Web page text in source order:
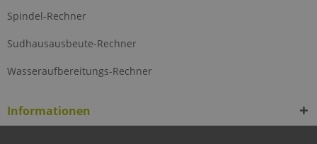
Spindel-Rechner
Sudhausausbeute-Rechner
Wasseraufbereitungs-Rechner
Informationen